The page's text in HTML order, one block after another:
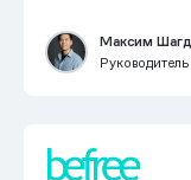
Максим